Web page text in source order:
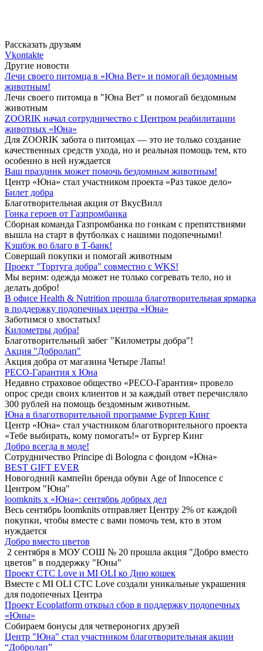
Рассказать друзьям
Vkontakte
Другие новости
Лечи своего питомца в «Юна Вет» и помогай бездомным
животным!
Лечи своего питомца в "Юна Вет" и помогай бездомным
животным
ZOORIK начал сотрудничество с Центром реабилитации
животных «Юна»
Для ZOORIK забота о питомцах — это не только создание
качественных средств ухода, но и реальная помощь тем, кто
особенно в ней нуждается
Ваш праздник может помочь бездомным животным!
Центр «Юна» стал участником проекта «Раз такое дело»
Билет добра
Благотворительная акция от ВкусВилл
Гонка героев от Газпромбанка
Сборная команда Газпромбанка по гонкам с препятствиями
вышла на старт в футболках с нашими подопечными!
Кэшбэк во благо в Т-банк!
Совершай покупки и помогай животным
Проект "Тортуга добра" совместно с WKS!
Мы верим: одежда может не только согревать тело, но и
делать добро!
В офисе Health & Nutrition прошла благотворительная ярмарка
в поддержку подопечных центра «Юна»
Заботимся о хвостатых!
Километры добра!
Благотворительный забег "Километры добра"!
Акция "Добролап"
Акция добра от магазина Четыре Лапы!
РЕСО-Гарантия х Юна
Недавно страховое общество «РЕСО-Гарантия» провело
опрос среди своих клиентов и за каждый ответ перечисляло
300 рублей на помощь бездомным животным.
Юна в благотворительной программе Бургер Кинг
Центр «Юна» стал участником благотворительного проекта
«Тебе выбирать, кому помогать!» от Бургер Кинг
Добро всегда в моде!
Сотрудничество Principe di Bologna с фондом «Юна»
BEST GIFT EVER
Новогодний кампейн бренда обуви Age of Innocence с
Центром "Юна"
loomknits х «Юна»: сентябрь добрых дел
Весь сентябрь loomknits отправляет Центру 2% от каждой
покупки, чтобы вместе с вами помочь тем, кто в этом
нуждается
Добро вместо цветов
2 сентября в МОУ СОШ № 20 прошла акция "Добро вместо
цветов" в поддержку "Юны"
Проект СТС Love и MI OLI ко Дню кошек
Вместе с MI OLI СТС Love создали уникальные украшения
для подопечных Центра
Проект Ecoplatform открыл сбор в поддержку подопечных
«Юны»
Собираем бонусы для четвероногих друзей
Центр "Юна" стал участником благотворительная акции
“Добролап”